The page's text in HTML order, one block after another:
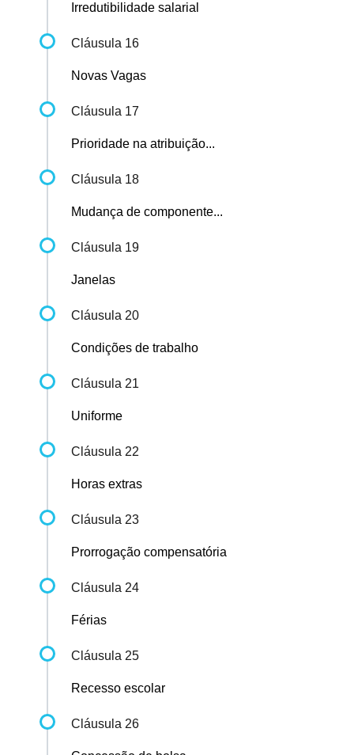
Irredutibilidade salarial
Cláusula 16
Novas Vagas
Cláusula 17
Prioridade na atribuição...
Cláusula 18
Mudança de componente...
Cláusula 19
Janelas
Cláusula 20
Condições de trabalho
Cláusula 21
Uniforme
Cláusula 22
Horas extras
Cláusula 23
Prorrogação compensatória
Cláusula 24
Férias
Cláusula 25
Recesso escolar
Cláusula 26